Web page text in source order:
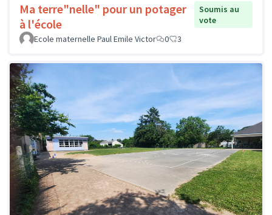
Ma terre"nelle" pour un potager
à l'école
Soumis au
vote
Ecole maternelle Paul Emile Victor
0 3